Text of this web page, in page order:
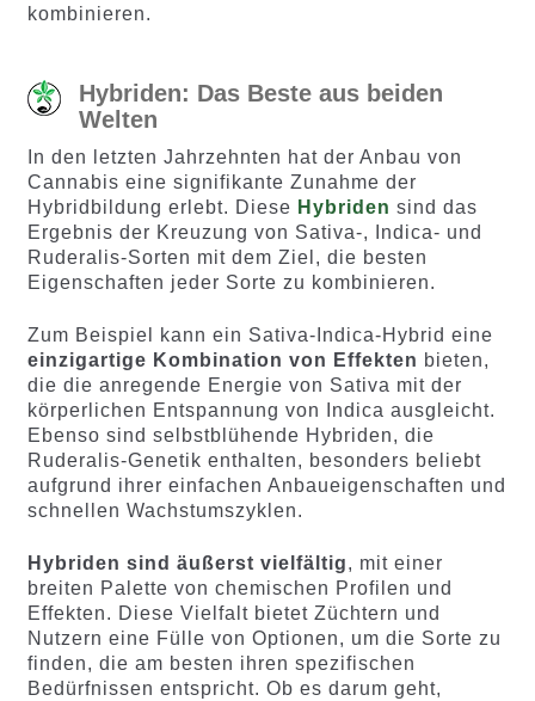
kombinieren.
Hybriden: Das Beste aus beiden
Welten
In den letzten Jahrzehnten hat der Anbau von
Cannabis eine signifikante Zunahme der
Hybridbildung erlebt. Diese Hybriden sind das
Ergebnis der Kreuzung von Sativa-, Indica- und
Ruderalis-Sorten mit dem Ziel, die besten
Eigenschaften jeder Sorte zu kombinieren.
Zum Beispiel kann ein Sativa-Indica-Hybrid eine
einzigartige Kombination von Effekten bieten,
die die anregende Energie von Sativa mit der
körperlichen Entspannung von Indica ausgleicht.
Ebenso sind selbstblühende Hybriden, die
Ruderalis-Genetik enthalten, besonders beliebt
aufgrund ihrer einfachen Anbaueigenschaften und
schnellen Wachstumszyklen.
Hybriden sind äußerst vielfältig, mit einer
breiten Palette von chemischen Profilen und
Effekten. Diese Vielfalt bietet Züchtern und
Nutzern eine Fülle von Optionen, um die Sorte zu
finden, die am besten ihren spezifischen
Bedürfnissen entspricht. Ob es darum geht,